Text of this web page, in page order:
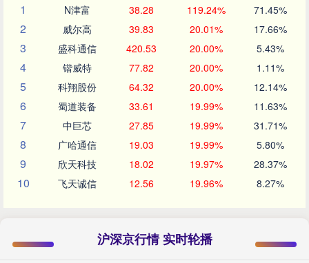
1
N津富 38.28 119.24% 71.45%
2 威尔高 39.83 20.01% 17.66%
3 盛科通信 420.53 20.00% 5.43%
4 锴威特 77.82 20.00% 1.11%
5 科翔股份 64.32 20.00% 12.14%
6 蜀道装备 33.61 19.99% 11.63%
7 中巨芯 27.85 19.99% 31.71%
8 广哈通信 19.03 19.99% 5.80%
9 欣天科技 18.02 19.97% 28.37%
10 飞天诚信 12.56 19.96% 8.27%
沪深京行情 实时轮播